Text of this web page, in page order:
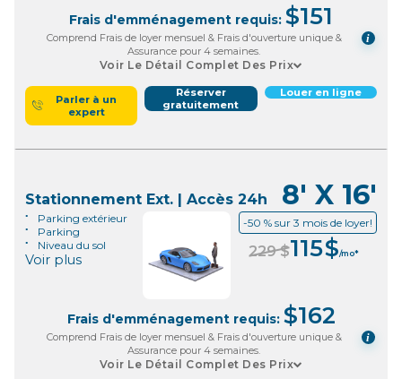
Frais d'emménagement requis: $151
Comprend Frais de loyer mensuel & Frais d'ouverture unique &
Assurance pour 4 semaines.
i
Voir Le Détail Complet Des Prix
Parler à un
expert
Réserver
gratuitement
Louer en ligne
Stationnement Ext. | Accès 24h 8' X 16'
Parking extérieur
Parking
Niveau du sol
Voir plus
-50 % sur 3 mois de loyer!
229$115$/mo*
Frais d'emménagement requis: $162
Comprend Frais de loyer mensuel & Frais d'ouverture unique &
Assurance pour 4 semaines.
i
Voir Le Détail Complet Des Prix